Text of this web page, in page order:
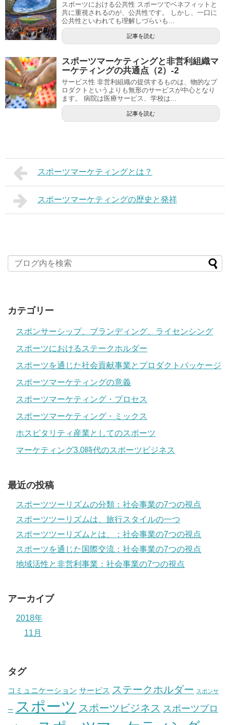
スポーツにおける公共性 スポーツでベネフィットと
共に重視されるのが、公共性です。 しかし、一口に
公共性といわれても理解しづらいも...
記事を読む
スポーツマーケティングと非営利組織マ
ーケティングの共通点（2）-2
サービス性 非営利組織の提供するものは、物的なプ
ロダクトというよりも無形のサービスが中心となり
ます。 病院は医療サービス、学校は...
記事を読む
スポーツマーケティングとは？
スポーツマーケティングの歴史と発祥
カテゴリー
スポンサーシップ、ブランディング、ライセンシング
スポーツにおけるステークホルダー
スポーツを通じた社会貢献事業とプロダクトパッケージ
スポーツマーケティングの意義
スポーツマーケティング・プロセス
スポーツマーケティング・ミックス
ホスピタリティ産業としてのスポーツ
マーケティング3.0時代のスポーツビジネス
最近の投稿
スポーツツーリズムの分類：社会事業の7つの視点
スポーツツーリズムは、旅行スタイルの一つ
スポーツツーリズムとは、：社会事業の7つの視点
スポーツを通じた国際交流：社会事業の7つの視点
地域活性と非営利事業：社会事業の7つの視点
アーカイブ
2018年
11月
タグ
コミュニケーション サービス ステークホルダー スポンサ
ー スポーツ スポーツビジネス スポーツプロ